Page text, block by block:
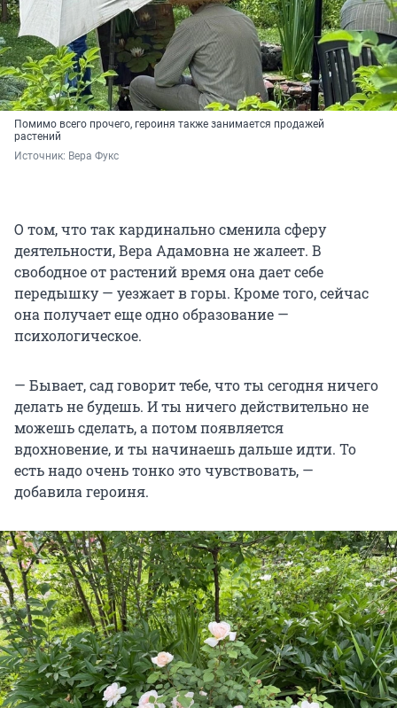
Помимо всего прочего, героиня также занимается продажей
растений
Источник: Вера Фукс
О том, что так кардинально сменила сферу
деятельности, Вера Адамовна не жалеет. В
свободное от растений время она дает себе
передышку — уезжает в горы. Кроме того, сейчас
она получает еще одно образование —
психологическое.
— Бывает, сад говорит тебе, что ты сегодня ничего
делать не будешь. И ты ничего действительно не
можешь сделать, а потом появляется
вдохновение, и ты начинаешь дальше идти. То
есть надо очень тонко это чувствовать, —
добавила героиня.